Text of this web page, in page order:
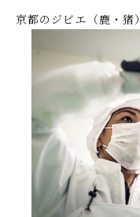
京都のジビエ（鹿・猪）